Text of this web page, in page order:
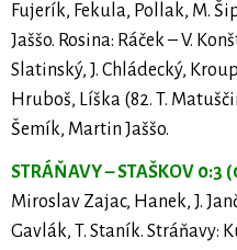
Fujerík, Fekula, Pollak, M.
Jaššo. Rosina: Ráček – V.
Slatinský, J. Chládecký,
Hruboš, Líška (82. T.
Šemík, Martin Jaššo.
STRÁŇAVY – STAŠKOV 0:3
Miroslav Zajac, Hanek, J.
Gavlák, T. Staník. Stráňavy: